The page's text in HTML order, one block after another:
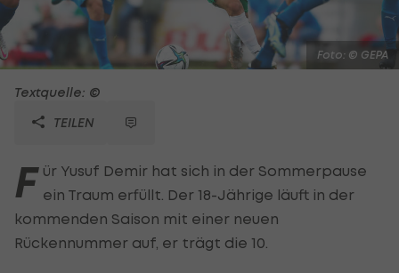
Foto: © GEPA
Textquelle: ©
TEILEN
F ür Yusuf Demir hat sich in der Sommerpause
ein Traum erfüllt. Der 18-Jährige läuft in der
kommenden Saison mit einer neuen
Rückennummer auf, er trägt die 10.